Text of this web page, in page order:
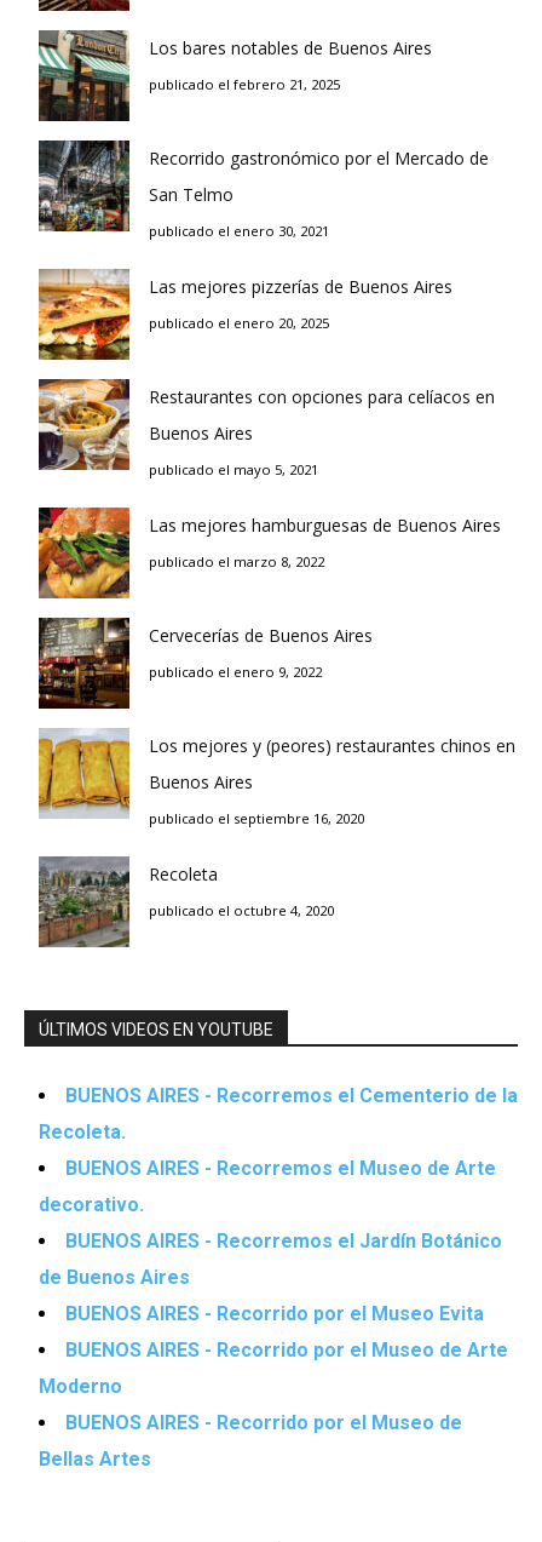
Los bares notables de Buenos Aires
publicado el febrero 21, 2025
Recorrido gastronómico por el Mercado de
San Telmo
publicado el enero 30, 2021
Las mejores pizzerías de Buenos Aires
publicado el enero 20, 2025
Restaurantes con opciones para celíacos en
Buenos Aires
publicado el mayo 5, 2021
Las mejores hamburguesas de Buenos Aires
publicado el marzo 8, 2022
Cervecerías de Buenos Aires
publicado el enero 9, 2022
Los mejores y (peores) restaurantes chinos en
Buenos Aires
publicado el septiembre 16, 2020
Recoleta
publicado el octubre 4, 2020
ÚLTIMOS VIDEOS EN YOUTUBE
BUENOS AIRES - Recorremos el Cementerio de la
Recoleta.
BUENOS AIRES - Recorremos el Museo de Arte
decorativo.
BUENOS AIRES - Recorremos el Jardín Botánico
de Buenos Aires
BUENOS AIRES - Recorrido por el Museo Evita
BUENOS AIRES - Recorrido por el Museo de Arte
Moderno
BUENOS AIRES - Recorrido por el Museo de
Bellas Artes